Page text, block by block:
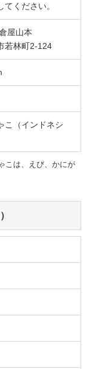
ください。
屋山本
若林町2-124
こ（インドネシ
こは、えび、かにが